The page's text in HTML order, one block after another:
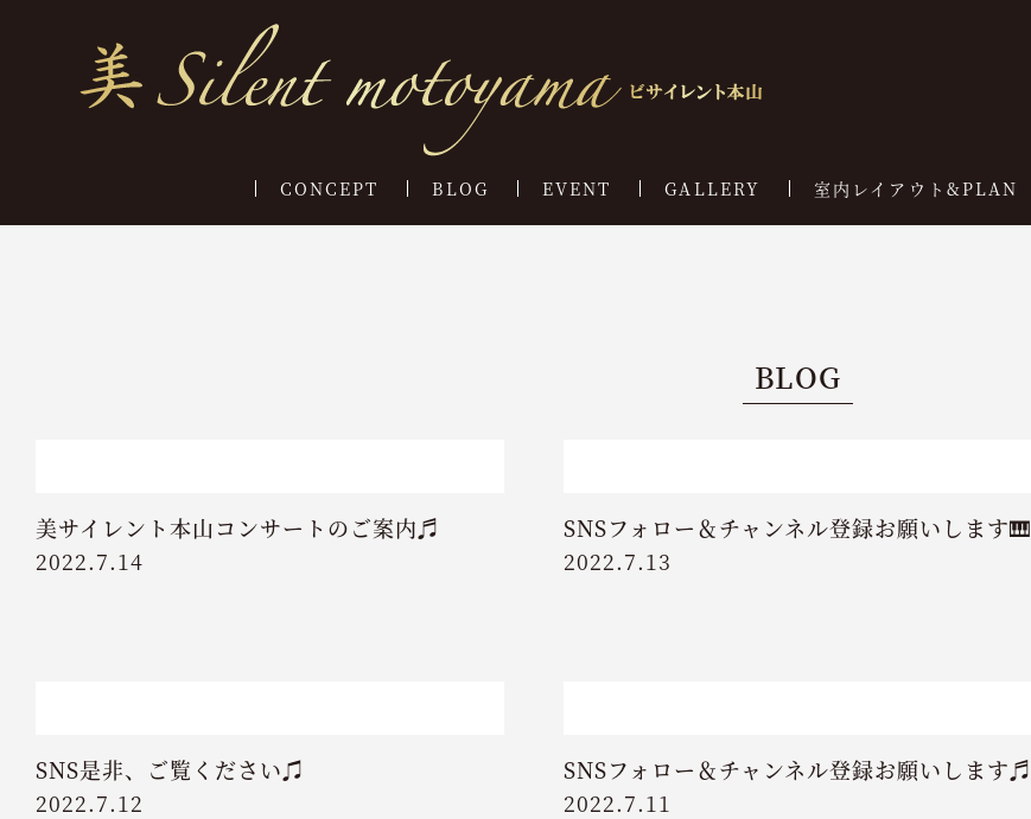
CONCEPT BLOG EVENT GALLERY 室内レイアウト&PLAN
BLOG
美サイレント本山コンサートのご案内♬
2022.7.14
SNSフォロー＆チャンネル登録お願いします🎹
2022.7.13
SNS是非、ご覧ください♫
2022.7.12
SNSフォロー＆チャンネル登録お願いします♬
2022.7.11